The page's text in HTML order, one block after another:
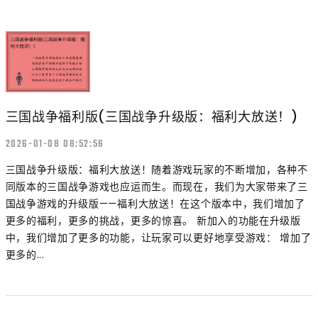
三国战争福利版(三国战争升级版：福利大放送！)
2026-01-08 08:52:56
三国战争升级版：福利大放送！随着游戏玩家的不断增加，各种不
同版本的三国战争游戏也应运而生。而现在，我们为大家带来了三
国战争游戏的升级版——福利大放送！在这个版本中，我们增加了
更多的福利，更多的挑战，更多的惊喜。 新加入的功能在升级版
中，我们增加了更多的功能，让玩家可以更好地享受游戏： 增加了
更多的...